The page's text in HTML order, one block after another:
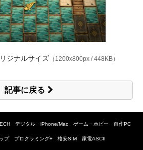
ジナルサイズ （1200x800px / 448KB）
記事に戻る
デジタル iPhone/Mac ゲーム・ホビー 自作PC
プ プログラミング+ 格安SIM 家電ASCII